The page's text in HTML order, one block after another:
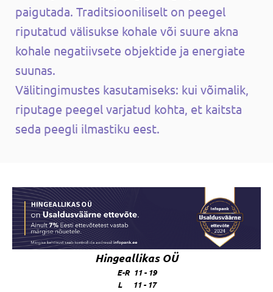
paigutada. Traditsiooniliselt on peegel
riputatud välisukse kohale või suure akna
kohale negatiivsete objektide ja energiate
suunas.
Välitingimustes kasutamiseks: kui võimalik,
riputage peegel varjatud kohta, et kaitsta
seda peegli ilmastiku eest.
Hingeallikas OÜ
E-R 11 - 19
L 11 - 17